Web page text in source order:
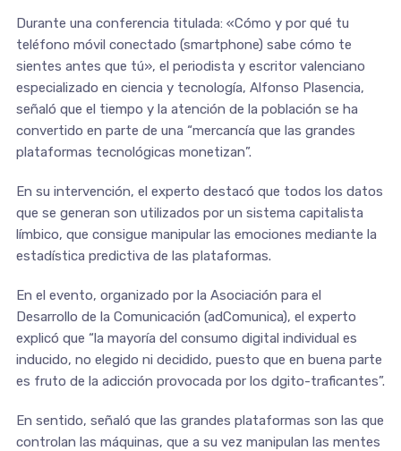
Durante una conferencia titulada: «Cómo y por qué tu
teléfono móvil conectado (smartphone) sabe cómo te
sientes antes que tú», el periodista y escritor valenciano
especializado en ciencia y tecnología, Alfonso Plasencia,
señaló que el tiempo y la atención de la población se ha
convertido en parte de una “mercancía que las grandes
plataformas tecnológicas monetizan”.
En su intervención, el experto destacó que todos los datos
que se generan son utilizados por un sistema capitalista
límbico, que consigue manipular las emociones mediante la
estadística predictiva de las plataformas.
En el evento, organizado por la Asociación para el
Desarrollo de la Comunicación (adComunica), el experto
explicó que “la mayoría del consumo digital individual es
inducido, no elegido ni decidido, puesto que en buena parte
es fruto de la adicción provocada por los dgito-traficantes”.
En sentido, señaló que las grandes plataformas son las que
controlan las máquinas, que a su vez manipulan las mentes